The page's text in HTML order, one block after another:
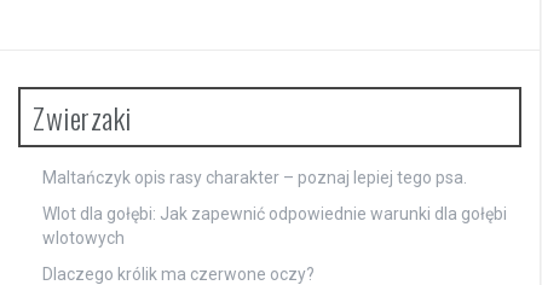
Zwierzaki
Maltańczyk opis rasy charakter – poznaj lepiej tego psa.
Wlot dla gołębi: Jak zapewnić odpowiednie warunki dla gołębi
wlotowych
Dlaczego królik ma czerwone oczy?